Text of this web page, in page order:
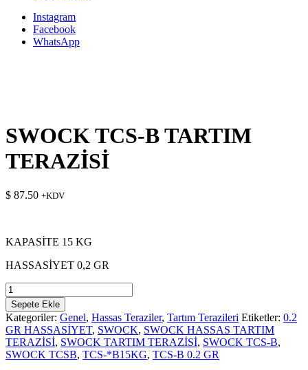
Instagram
Facebook
WhatsApp
SWOCK TCS-B TARTIM
TERAZİSİ
$ 87.50 +KDV
KAPASİTE 15 KG
HASSASİYET 0,2 GR
SWOCK
TCS-
B
TARTIM
TERAZİSİ
adet
Sepete Ekle
Kategoriler: Genel, Hassas Teraziler, Tartım Terazileri Etiketler: 0.2
GR HASSASİYET, SWOCK, SWOCK HASSAS TARTIM
TERAZİSİ, SWOCK TARTIM TERAZİSİ, SWOCK TCS-B,
SWOCK TCSB, TCS-*B15KG, TCS-B 0.2 GR